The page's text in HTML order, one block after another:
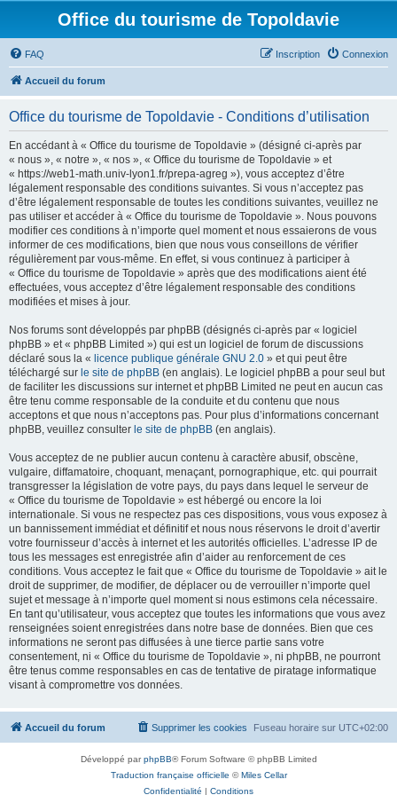
Office du tourisme de Topoldavie
FAQ Connexion
Inscription
Accueil du forum
Office du tourisme de Topoldavie - Conditions d’utilisation
En accédant à « Office du tourisme de Topoldavie » (désigné ci-après par
« nous », « notre », « nos », « Office du tourisme de Topoldavie » et
« https://web1-math.univ-lyon1.fr/prepa-agreg »), vous acceptez d’être
légalement responsable des conditions suivantes. Si vous n’acceptez pas
d’être légalement responsable de toutes les conditions suivantes, veuillez ne
pas utiliser et accéder à « Office du tourisme de Topoldavie ». Nous pouvons
modifier ces conditions à n’importe quel moment et nous essaierons de vous
informer de ces modifications, bien que nous vous conseillons de vérifier
régulièrement par vous-même. En effet, si vous continuez à participer à
« Office du tourisme de Topoldavie » après que des modifications aient été
effectuées, vous acceptez d’être légalement responsable des conditions
modifiées et mises à jour.
Nos forums sont développés par phpBB (désignés ci-après par « logiciel
phpBB » et « phpBB Limited ») qui est un logiciel de forum de discussions
déclaré sous la « licence publique générale GNU 2.0 » et qui peut être
téléchargé sur le site de phpBB (en anglais). Le logiciel phpBB a pour seul but
de faciliter les discussions sur internet et phpBB Limited ne peut en aucun cas
être tenu comme responsable de la conduite et du contenu que nous
acceptons et que nous n’acceptons pas. Pour plus d’informations concernant
phpBB, veuillez consulter le site de phpBB (en anglais).
Vous acceptez de ne publier aucun contenu à caractère abusif, obscène,
vulgaire, diffamatoire, choquant, menaçant, pornographique, etc. qui pourrait
transgresser la législation de votre pays, du pays dans lequel le serveur de
« Office du tourisme de Topoldavie » est hébergé ou encore la loi
internationale. Si vous ne respectez pas ces dispositions, vous vous exposez à
un bannissement immédiat et définitif et nous nous réservons le droit d’avertir
votre fournisseur d’accès à internet et les autorités officielles. L’adresse IP de
tous les messages est enregistrée afin d’aider au renforcement de ces
conditions. Vous acceptez le fait que « Office du tourisme de Topoldavie » ait le
droit de supprimer, de modifier, de déplacer ou de verrouiller n’importe quel
sujet et message à n’importe quel moment si nous estimons cela nécessaire.
En tant qu’utilisateur, vous acceptez que toutes les informations que vous avez
renseignées soient enregistrées dans notre base de données. Bien que ces
informations ne seront pas diffusées à une tierce partie sans votre
consentement, ni « Office du tourisme de Topoldavie », ni phpBB, ne pourront
être tenus comme responsables en cas de tentative de piratage informatique
visant à compromettre vos données.
Accueil du forum Fuseau horaire sur UTC+02:00
Supprimer les cookies
Développé parphpBB® Forum Software © phpBB Limited
Traduction française officielle ©Miles Cellar
Confidentialité | Conditions